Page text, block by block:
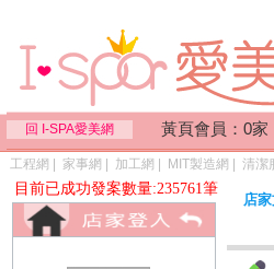
回 I-SPA愛美網 黃頁會員：0
工程網 家事網 加工網 MIT製造網 清潔
目前已成功發案數量:235761筆
店